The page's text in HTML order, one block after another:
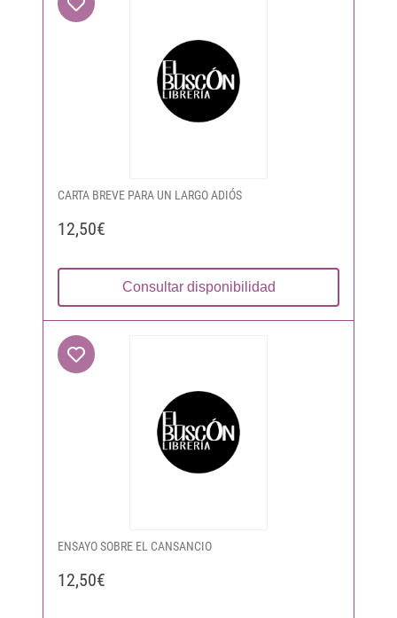
CARTA BREVE PARA UN LARGO ADIÓS
12,50€
Consultar disponibilidad
ENSAYO SOBRE EL CANSANCIO
12,50€